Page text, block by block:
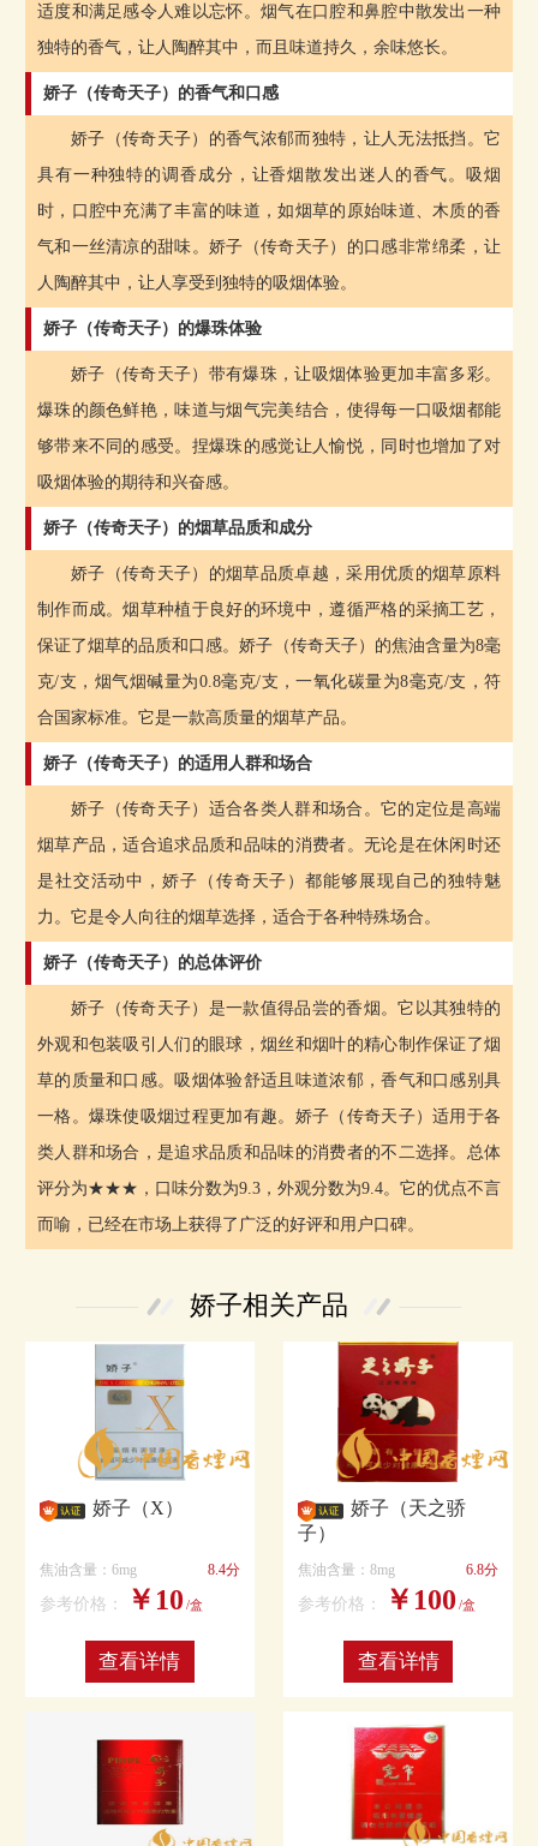
适度和满足感令人难以忘怀。烟气在口腔和鼻腔中散发出一种
独特的香气，让人陶醉其中，而且味道持久，余味悠长。
娇子（传奇天子）的香气和口感
娇子（传奇天子）的香气浓郁而独特，让人无法抵挡。它
具有一种独特的调香成分，让香烟散发出迷人的香气。吸烟
时，口腔中充满了丰富的味道，如烟草的原始味道、木质的香
气和一丝清凉的甜味。娇子（传奇天子）的口感非常绵柔，让
人陶醉其中，让人享受到独特的吸烟体验。
娇子（传奇天子）的爆珠体验
娇子（传奇天子）带有爆珠，让吸烟体验更加丰富多彩。
爆珠的颜色鲜艳，味道与烟气完美结合，使得每一口吸烟都能
够带来不同的感受。捏爆珠的感觉让人愉悦，同时也增加了对
吸烟体验的期待和兴奋感。
娇子（传奇天子）的烟草品质和成分
娇子（传奇天子）的烟草品质卓越，采用优质的烟草原料
制作而成。烟草种植于良好的环境中，遵循严格的采摘工艺，
保证了烟草的品质和口感。娇子（传奇天子）的焦油含量为8毫
克/支，烟气烟碱量为0.8毫克/支，一氧化碳量为8毫克/支，符
合国家标准。它是一款高质量的烟草产品。
娇子（传奇天子）的适用人群和场合
娇子（传奇天子）适合各类人群和场合。它的定位是高端
烟草产品，适合追求品质和品味的消费者。无论是在休闲时还
是社交活动中，娇子（传奇天子）都能够展现自己的独特魅
力。它是令人向往的烟草选择，适合于各种特殊场合。
娇子（传奇天子）的总体评价
娇子（传奇天子）是一款值得品尝的香烟。它以其独特的
外观和包装吸引人们的眼球，烟丝和烟叶的精心制作保证了烟
草的质量和口感。吸烟体验舒适且味道浓郁，香气和口感别具
一格。爆珠使吸烟过程更加有趣。娇子（传奇天子）适用于各
类人群和场合，是追求品质和品味的消费者的不二选择。总体
评分为★★★，口味分数为9.3，外观分数为9.4。它的优点不言
而喻，已经在市场上获得了广泛的好评和用户口碑。
娇子相关产品
娇子（X）
焦油含量：6mg 8.4分
参考价格： ￥10 /盒
查看详情
娇子（天之骄
子）
焦油含量：8mg 6.8分
参考价格： ￥100 /盒
查看详情